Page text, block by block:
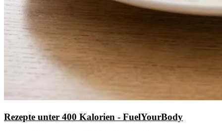
Rezepte unter 400 Kalorien - FuelYourBody